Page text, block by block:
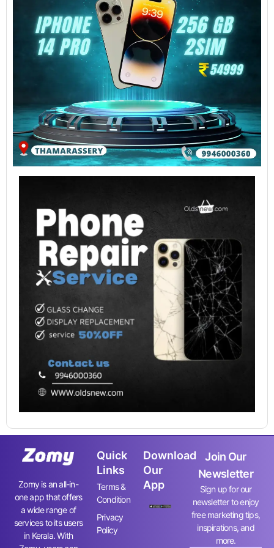
Zomy is an all-in-
one app that offers
a wide range of
services to its users
in Kerala. With
Quick
Links
Terms &
Condition
Privacy
Policy
Download
Our
App
Join Our
Newsletter
Sign up for our
newsletter to enjoy
free marketing tips,
inspirations, and
more.